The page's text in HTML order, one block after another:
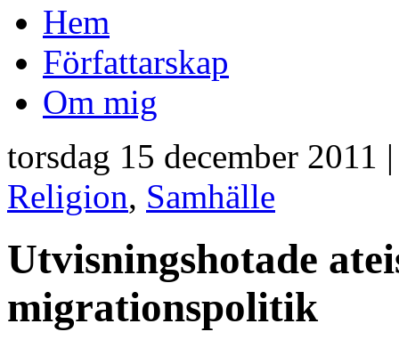
Hem
Författarskap
Om mig
torsdag 15 december 2011
Religion, Samhälle
Utvisningshotade
migrationspolitik